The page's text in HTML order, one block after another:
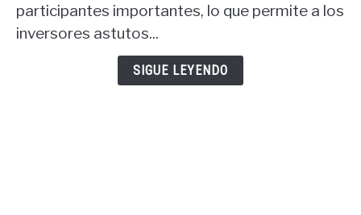
informe
COT
participantes importantes, lo que permite a los
inversores astutos...
SIGUE LEYENDO